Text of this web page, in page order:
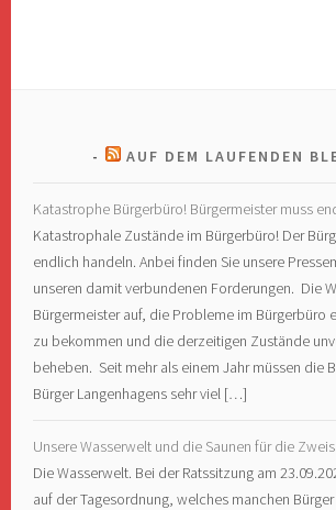
AUF DEM LAUFENDEN
Katastrophe Bürgerbüro! Bürgermeister muss
Katastrophale Zustände im Bürgerbüro! Der
endlich handeln. Anbei finden Sie unsere
unseren damit verbundenen Forderungen. Die
Bürgermeister auf, die Probleme im Bürgerbüro
zu bekommen und die derzeitigen Zustände
beheben. Seit mehr als einem Jahr müssen die
Bürger Langenhagens sehr viel […]
Unsere Wasserwelt und die Saunen für die
Die Wasserwelt. Bei der Ratssitzung am
auf der Tagesordnung, welches manchen